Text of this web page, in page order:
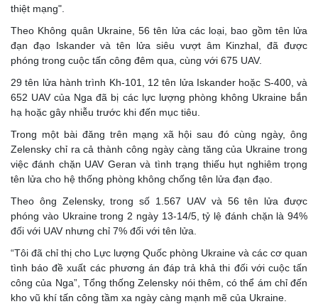
thiệt mạng".
Theo Không quân Ukraine, 56 tên lửa các loại, bao gồm tên lửa
đạn đạo Iskander và tên lửa siêu vượt âm Kinzhal, đã được
phóng trong cuộc tấn công đêm qua, cùng với 675 UAV.
29 tên lửa hành trình Kh-101, 12 tên lửa Iskander hoặc S-400, và
652 UAV của Nga đã bị các lực lượng phòng không Ukraine bắn
hạ hoặc gây nhiễu trước khi đến mục tiêu.
Trong một bài đăng trên mạng xã hội sau đó cùng ngày, ông
Zelensky chỉ ra cả thành công ngày càng tăng của Ukraine trong
việc đánh chặn UAV Geran và tình trạng thiếu hụt nghiêm trọng
tên lửa cho hệ thống phòng không chống tên lửa đạn đạo.
Theo ông Zelensky, trong số 1.567 UAV và 56 tên lửa được
phóng vào Ukraine trong 2 ngày 13-14/5, tỷ lệ đánh chặn là 94%
đối với UAV nhưng chỉ 7% đối với tên lửa.
“Tôi đã chỉ thị cho Lực lượng Quốc phòng Ukraine và các cơ quan
tình báo đề xuất các phương án đáp trả khả thi đối với cuộc tấn
công của Nga”, Tổng thống Zelensky nói thêm, có thể ám chỉ đến
kho vũ khí tấn công tầm xa ngày càng mạnh mẽ của Ukraine.